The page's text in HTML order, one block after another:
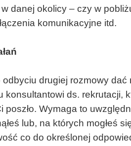
danej okolicy – czy w
komunikacyjne itd.
odbyciu drugiej rozmowy
konsultantowi ds. rekrutacji,
poszło. Wymaga to
lub, na których mogłeś
co do określonej